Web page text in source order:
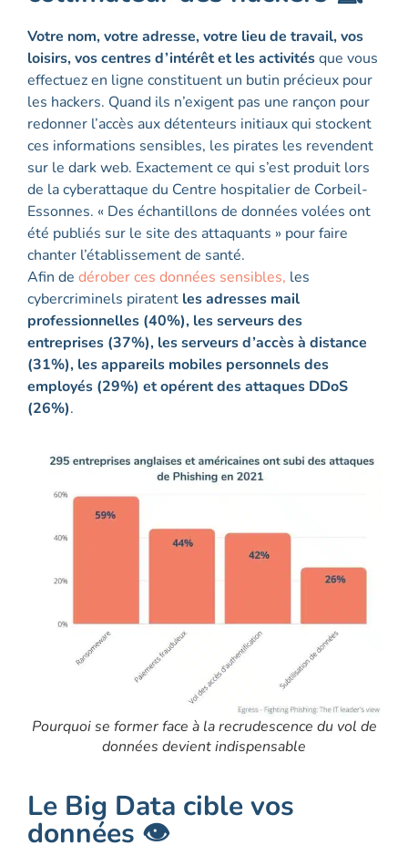
Votre nom, votre adresse, votre lieu de travail, vos
loisirs, vos centres d’intérêt et les activitésque vous
effectuez en ligne constituent un butin précieux pour
les hackers. Quand ils n’exigent pas une rançon pour
redonner l’accès aux détenteurs initiaux qui stockent
ces informations sensibles, les pirates les revendent
sur le dark web. Exactement ce qui s’est produit lors
de la cyberattaque du Centre hospitalier de Corbeil-
Essonnes. « Des échantillons de données volées ont
été publiés sur le site des attaquants » pour faire
chanter l’établissement de santé.
Afin de dérober ces données sensibles, les
cybercriminels piratent les adresses mail
professionnelles (40%), les serveurs des
entreprises (37%), les serveurs d’accès à distance
(31%), les appareils mobiles personnels des
employés (29%) et opérent des attaques DDoS
(26%).
Pourquoi se former face à la recrudescence du vol de
données devient indispensable
Le Big Data cible vos
données 👁️